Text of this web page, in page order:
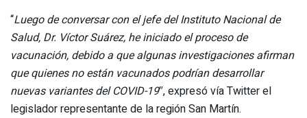
“Luego de conversar con el jefe del Instituto Nacional de
Salud, Dr. Víctor Suárez, he iniciado el proceso de
vacunación, debido a que algunas investigaciones afirman
que quienes no están vacunados podrían desarrollar
nuevas variantes del COVID-19″, expresó vía Twitter el
legislador representante de la región San Martín.